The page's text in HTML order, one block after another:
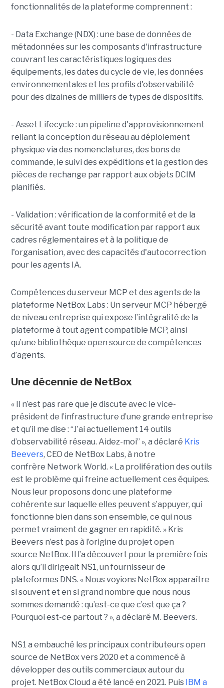
fonctionnalités de la plateforme comprennent :
- Data Exchange (NDX) : une base de données de
métadonnées sur les composants d'infrastructure
couvrant les caractéristiques logiques des
équipements, les dates du cycle de vie, les données
environnementales et les profils d'observabilité
pour des dizaines de milliers de types de dispositifs.
- Asset Lifecycle : un pipeline d'approvisionnement
reliant la conception du réseau au déploiement
physique via des nomenclatures, des bons de
commande, le suivi des expéditions et la gestion des
pièces de rechange par rapport aux objets DCIM
planifiés.
- Validation : vérification de la conformité et de la
sécurité avant toute modification par rapport aux
cadres réglementaires et à la politique de
l'organisation, avec des capacités d'autocorrection
pour les agents IA.
Compétences du serveur MCP et des agents de la
plateforme NetBox Labs : Un serveur MCP hébergé
de niveau entreprise qui expose l’intégralité de la
plateforme à tout agent compatible MCP, ainsi
qu’une bibliothèque open source de compétences
d’agents.
Une décennie de NetBox
« Il n’est pas rare que je discute avec le vice-
président de l’infrastructure d’une grande entreprise
et qu’il me dise : “J’ai actuellement 14 outils
d’observabilité réseau. Aidez-moi” », a déclaré Kris
Beevers, CEO de NetBox Labs, à notre
confrère Network World. « La prolifération des outils
est le problème qui freine actuellement ces équipes.
Nous leur proposons donc une plateforme
cohérente sur laquelle elles peuvent s’appuyer, qui
fonctionne bien dans son ensemble, ce qui nous
permet vraiment de gagner en rapidité. » Kris
Beevers n’est pas à l’origine du projet open
source NetBox. Il l’a découvert pour la première fois
alors qu’il dirigeait NS1, un fournisseur de
plateformes DNS. « Nous voyions NetBox apparaître
si souvent et en si grand nombre que nous nous
sommes demandé : qu’est-ce que c’est que ça ?
Pourquoi est-ce partout ? », a déclaré M. Beevers.
NS1 a embauché les principaux contributeurs open
source de NetBox vers 2020 et a commencé à
développer des outils commerciaux autour du
projet. NetBox Cloud a été lancé en 2021. Puis IBM a